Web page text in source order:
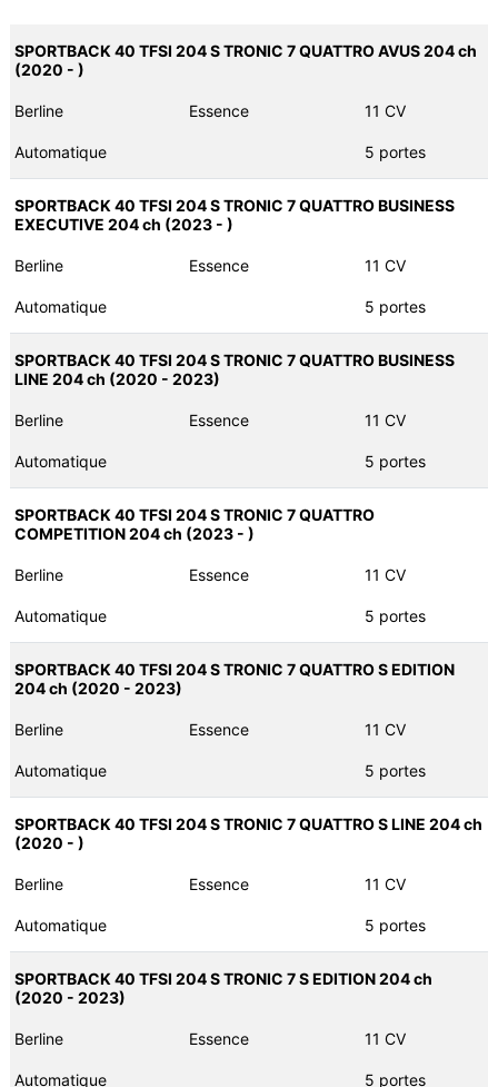
SPORTBACK 40 TFSI 204 S TRONIC 7 QUATTRO AVUS 204 ch
(2020 - )
Berline Essence 11 CV
Automatique 5 portes
SPORTBACK 40 TFSI 204 S TRONIC 7 QUATTRO BUSINESS
EXECUTIVE 204 ch (2023 - )
Berline Essence 11 CV
Automatique 5 portes
SPORTBACK 40 TFSI 204 S TRONIC 7 QUATTRO BUSINESS
LINE 204 ch (2020 - 2023)
Berline Essence 11 CV
Automatique 5 portes
SPORTBACK 40 TFSI 204 S TRONIC 7 QUATTRO
COMPETITION 204 ch (2023 - )
Berline Essence 11 CV
Automatique 5 portes
SPORTBACK 40 TFSI 204 S TRONIC 7 QUATTRO S EDITION
204 ch (2020 - 2023)
Berline Essence 11 CV
Automatique 5 portes
SPORTBACK 40 TFSI 204 S TRONIC 7 QUATTRO S LINE 204 ch
(2020 - )
Berline Essence 11 CV
Automatique 5 portes
SPORTBACK 40 TFSI 204 S TRONIC 7 S EDITION 204 ch
(2020 - 2023)
Berline Essence 11 CV
Automatique 5 portes